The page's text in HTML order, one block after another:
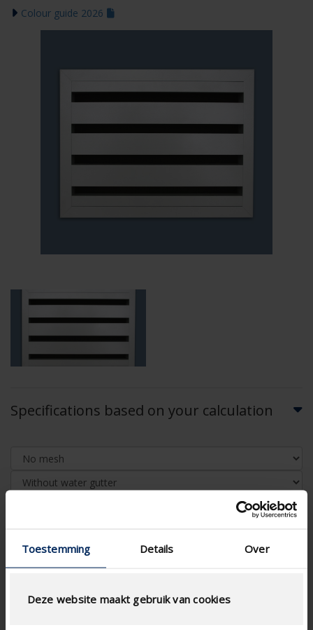
Toestemming Details Over
Deze website maakt gebruik van cookies
Colour guide 2026
Specifications based on your calculation
Technical Specifications
Physical Free Passage (%)